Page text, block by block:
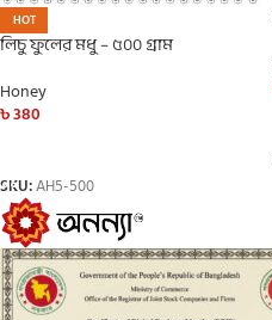
HOT
লিচু ফুলের মধু – ৫০০ গ্রাম
Honey
৳380
SKU:AH5-500